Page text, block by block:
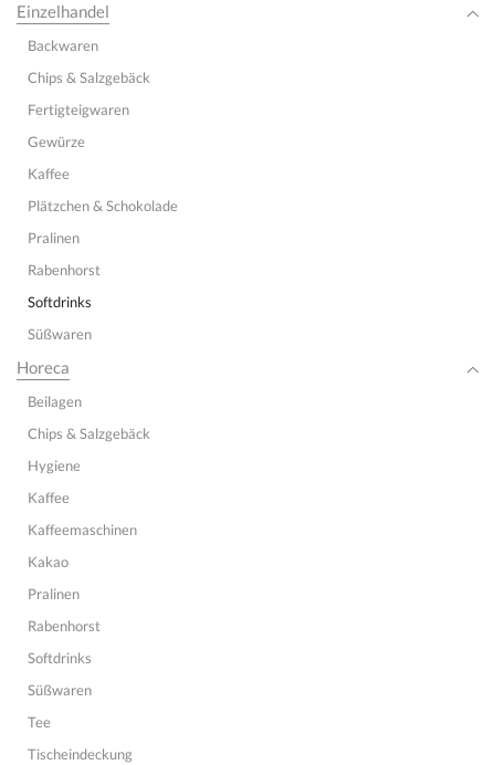
Einzelhandel
Backwaren
Chips & Salzgebäck
Fertigteigwaren
Gewürze
Kaffee
Plätzchen & Schokolade
Pralinen
Rabenhorst
Softdrinks
Süßwaren
Horeca
Beilagen
Chips & Salzgebäck
Hygiene
Kaffee
Kaffeemaschinen
Kakao
Pralinen
Rabenhorst
Softdrinks
Süßwaren
Tee
Tischeindeckung